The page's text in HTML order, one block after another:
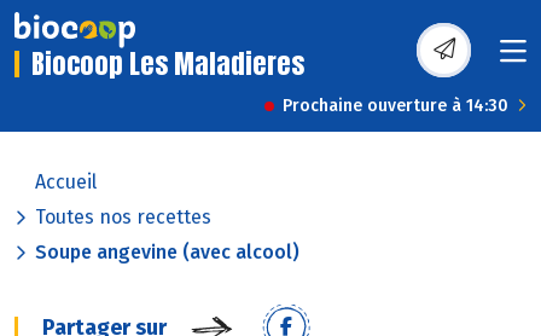
Biocoop Les Maladieres
Prochaine ouverture à 14:30
Accueil
Toutes nos recettes
Soupe angevine (avec alcool)
Partager sur